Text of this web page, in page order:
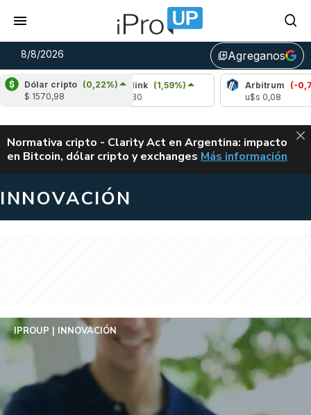
8/8/2026 library_addAgreganos
Dólar cripto (0,22%)
$ 1570,98
Chainlink (1,59%)
u$s 8,30
Arbitrum
(-0,70%)
ALERTA
Normativa cripto - Clarity Act en Argentina: impacto
en Bitcoin, dólar cripto y exchanges CLARITY ACT EN
Más información
INNOVACIÓN
IPROUP INNOVACIÓN